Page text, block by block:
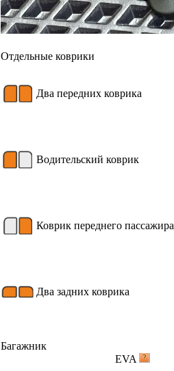
Отдельные коврики
Два передних коврика
Водительский коврик
Коврик переднего пассажира
Два задних коврика
Багажник
EVA